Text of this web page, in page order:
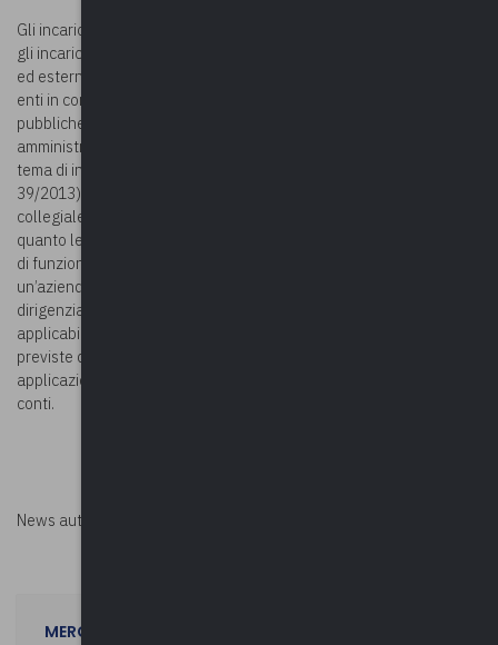
Gli incarichi e le cariche cui si riferisce il decreto n. 39/2013 sono
gli incarichi amministrativi di vertice, gli incarichi dirigenziali interni
ed esterni, le cariche di presidente ed amministratore delegato in
enti in controllo pubblico, ovvero in enti regolati o finanziati da
pubbliche amministrazioni, gli incarichi di direttore generale,
amministrativo e sanitario nelle aziende sanitarie. Le disposizioni in
tema di inconferibilità e incompatibilità degli incarichi (d.lgs. n.
39/2013) non si applicano, invece, ai componenti di un organo
collegiale di vigilanza e controllo interno sull’attività di un ente, in
quanto le suddette disposizioni attengono ad incarichi di livello o
di funzione dirigenziale (caso relativo al collegio sindacale di
un’azienda sanitaria locale). Infatti, lo svolgimento di funzioni
dirigenziali o gestorie costituiscono uno dei presupposti di
applicabilità delle fattispecie di inconferibilità/incompatibilità
previste dal decreto. Disciplina quest’ultima che non trova dunque
applicazione con riferimento ad esempio all’incarico di revisore dei
conti.
News autorizzata da
MERCOLEDì 29 LUGLIO 2026